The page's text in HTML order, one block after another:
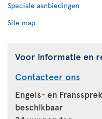
Speciale aanbiedingen
Site map
Voor informatie en
Contacteer ons
Engels- en
beschikbaar